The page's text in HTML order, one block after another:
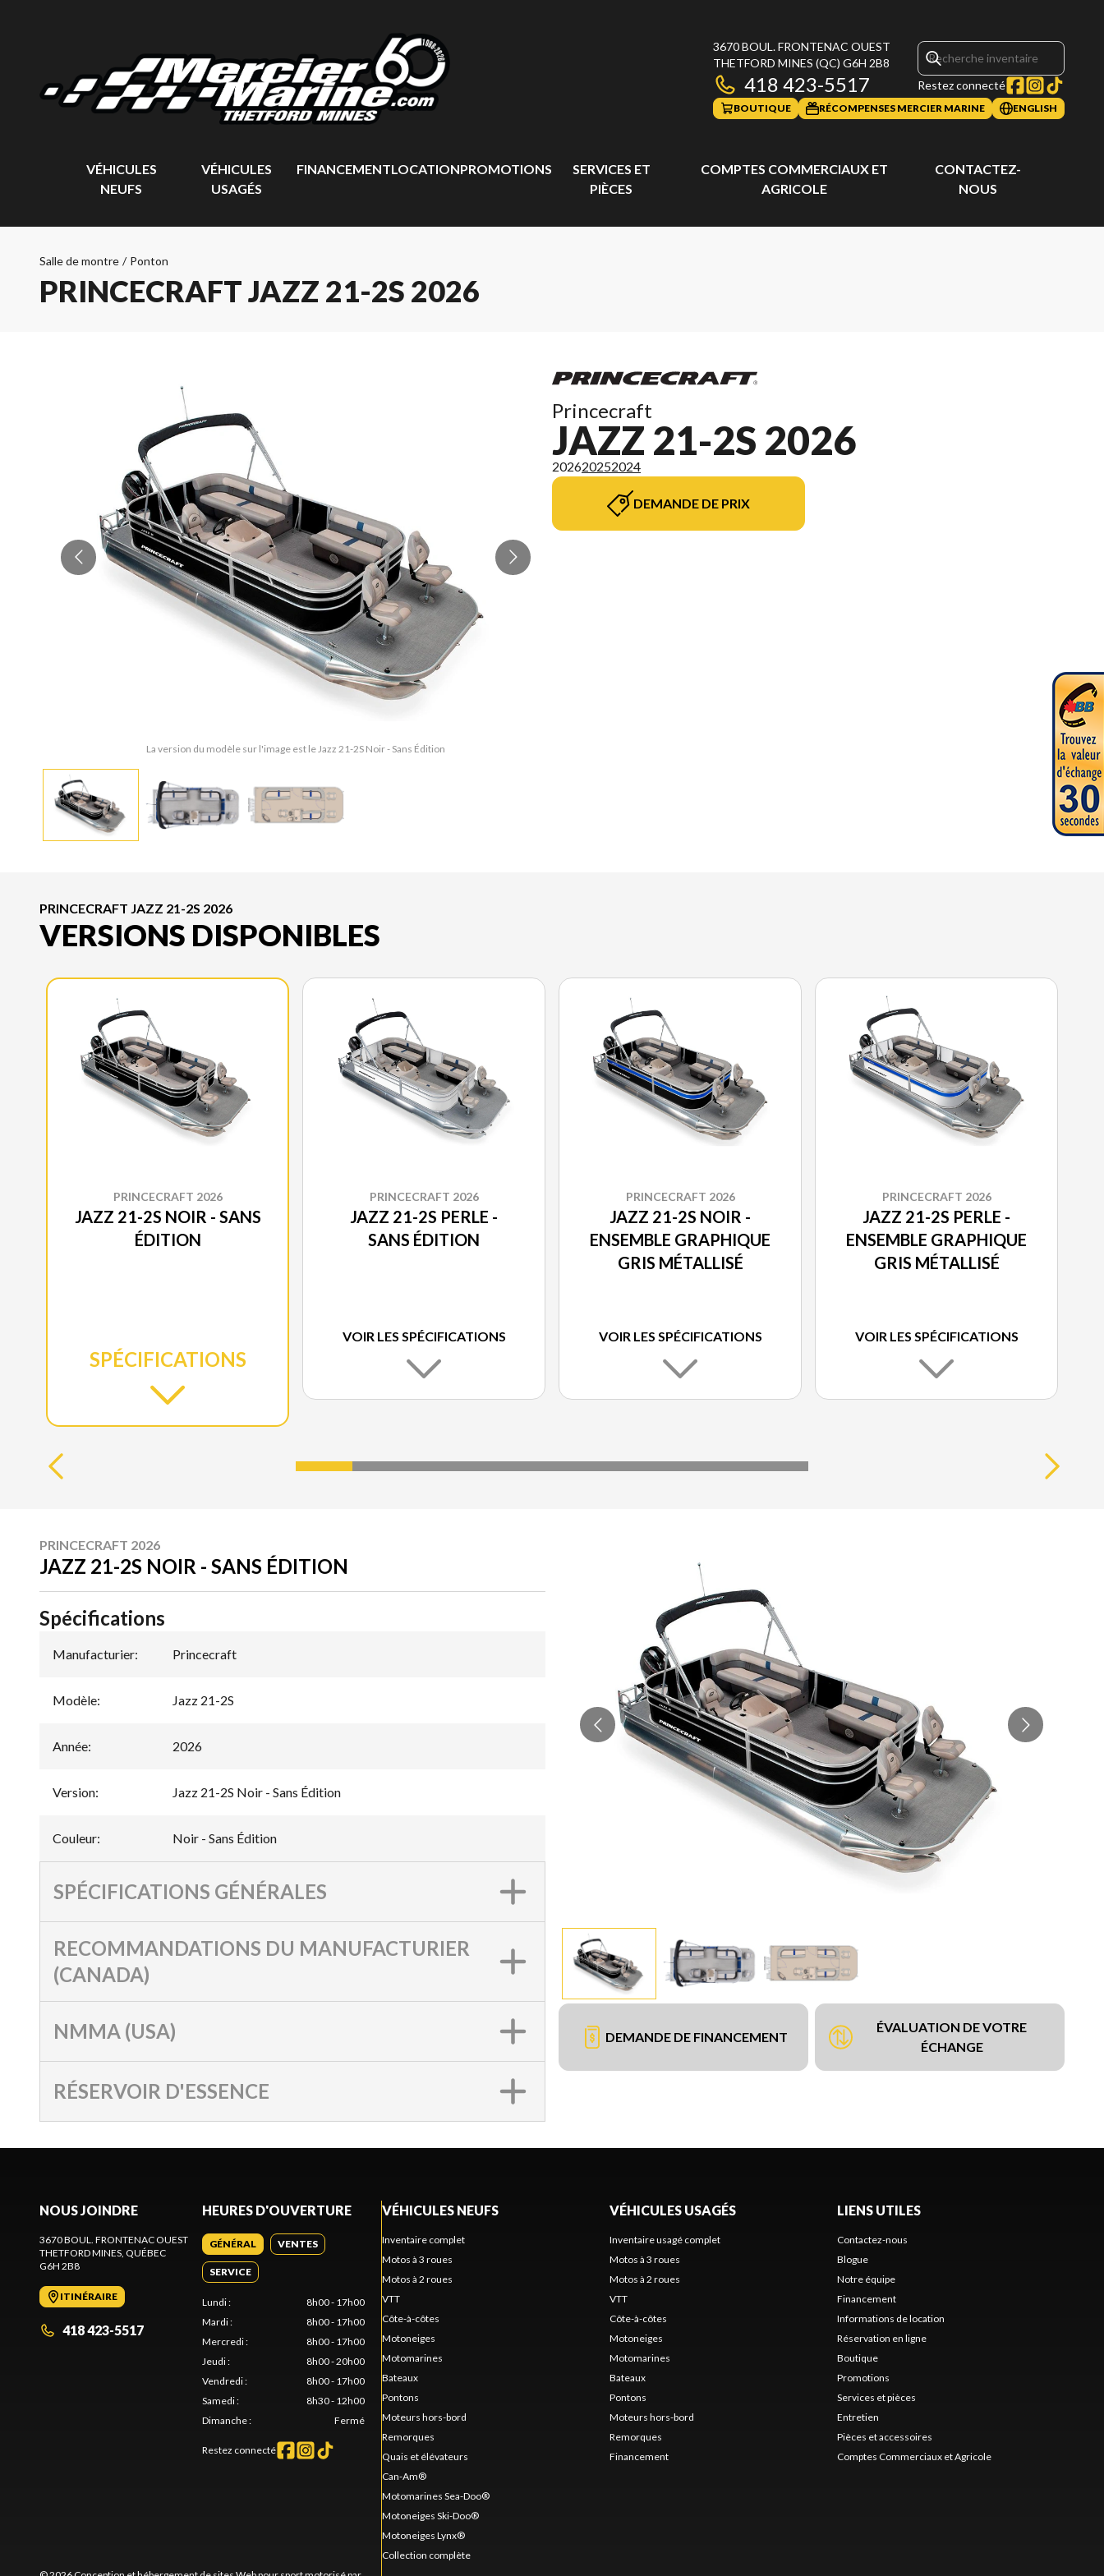
3670 BOUL. FRONTENAC OUEST
THETFORD MINES (QC) G6H 2B8
418 423-5517 Restez connecté
BOUTIQUE RÉCOMPENSES MERCIER MARINE ENGLISH
VÉHICULES
NEUFS
VÉHICULES
USAGÉS
FINANCEMENTLOCATIONPROMOTIONS
SERVICES ET
PIÈCES
COMPTES COMMERCIAUX ET
AGRICOLE
CONTACTEZ-
NOUS
Salle de montre / Ponton
PRINCECRAFT JAZZ 21-2S 2026
La version du modèle sur l'image est le Jazz 21-2S Noir - Sans Édition
Princecraft
JAZZ 21-2S 2026
202620252024
DEMANDE DE PRIX
PRINCECRAFT JAZZ 21-2S 2026
VERSIONS DISPONIBLES
PRINCECRAFT 2026
JAZZ 21-2S NOIR - SANS
ÉDITION
SPÉCIFICATIONS
PRINCECRAFT 2026
JAZZ 21-2S PERLE -
SANS ÉDITION
VOIR LES SPÉCIFICATIONS
PRINCECRAFT 2026
JAZZ 21-2S NOIR -
ENSEMBLE GRAPHIQUE
GRIS MÉTALLISÉ
VOIR LES SPÉCIFICATIONS
PRINCECRAFT 2026
JAZZ 21-2S PERLE -
ENSEMBLE GRAPHIQUE
GRIS MÉTALLISÉ
VOIR LES SPÉCIFICATIONS
PRINCECRAFT 2026
JAZZ 21-2S NOIR - SANS ÉDITION
DEMANDE DE FINANCEMENT
ÉVALUATION DE VOTRE
ÉCHANGE
Spécifications
Manufacturier: Princecraft
Modèle: Jazz 21-2S
Année: 2026
Version: Jazz 21-2S Noir - Sans Édition
Couleur: Noir - Sans Édition
SPÉCIFICATIONS GÉNÉRALES
RECOMMANDATIONS DU MANUFACTURIER
(CANADA)
NMMA (USA)
RÉSERVOIR D'ESSENCE
NOUS JOINDRE
3670 BOUL. FRONTENAC OUEST
THETFORD MINES , QUÉBEC
G6H 2B8
ITINÉRAIRE
418 423-5517
HEURES D'OUVERTURE
GÉNÉRAL VENTES
SERVICE
Lundi:
8h00 - 17h00
Mardi:
8h00 - 17h00
Mercredi:
8h00 - 17h00
Jeudi:
8h00 - 20h00
Vendredi:
8h00 - 17h00
Samedi:
8h30 - 12h00
Dimanche: Fermé
Restez connecté
VÉHICULES NEUFS
Inventaire complet
Motos à 3 roues
Motos à 2 roues
VTT
Côte-à-côtes
Motoneiges
Motomarines
Bateaux
Pontons
Moteurs hors-bord
Remorques
Quais et élévateurs
Can-Am®
Motomarines Sea-Doo®
Motoneiges Ski-Doo®
Motoneiges Lynx®
Collection complète
VÉHICULES USAGÉS
Inventaire usagé complet
Motos à 3 roues
Motos à 2 roues
VTT
Côte-à-côtes
Motoneiges
Motomarines
Bateaux
Pontons
Moteurs hors-bord
Remorques
Financement
LIENS UTILES
Contactez-nous
Blogue
Notre équipe
Financement
Informations de location
Réservation en ligne
Boutique
Promotions
Services et pièces
Entretien
Pièces et accessoires
Comptes Commerciaux et Agricole